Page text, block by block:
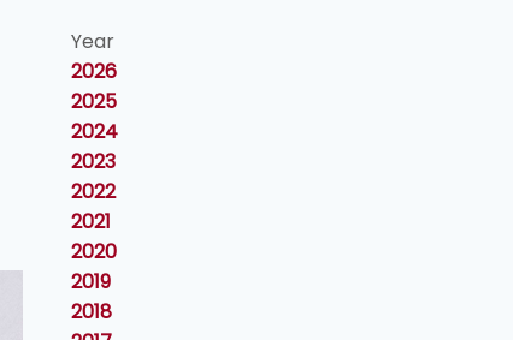
Year
2026
2025
2024
2023
2022
2021
2020
2019
2018